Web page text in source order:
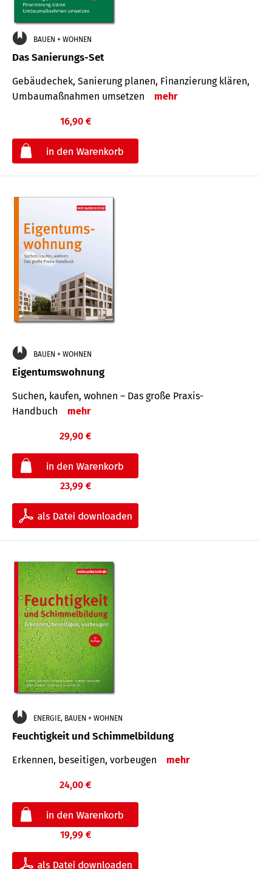
BAUEN + WOHNEN
Das Sanierungs-Set
Gebäudechek, Sanierung planen, Finanzierung klären,
Umbaumaßnahmen umsetzen
mehr
16,90 €
BAUEN + WOHNEN
Eigentumswohnung
Suchen, kaufen, wohnen – Das große Praxis-
Handbuch
mehr
29,90 €
23,99 €
ENERGIE, BAUEN + WOHNEN
Feuchtigkeit und Schimmelbildung
Erkennen, beseitigen, vorbeugen mehr
24,00 €
19,99 €